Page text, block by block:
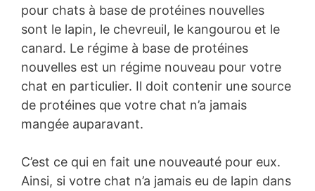
pour chats à base de protéines nouvelles
sont le lapin, le chevreuil, le kangourou et le
canard. Le régime à base de protéines
nouvelles est un régime nouveau pour votre
chat en particulier. Il doit contenir une source
de protéines que votre chat n’a jamais
mangée auparavant.
C’est ce qui en fait une nouveauté pour eux.
Ainsi, si votre chat n’a jamais eu de lapin dans